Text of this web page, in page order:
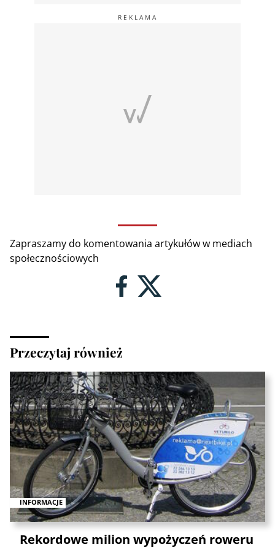
Zapraszamy do komentowania artykułów w mediach
społecznościowych
Przeczytaj również
INFORMACJE
Rekordowe milion wypożyczeń roweru